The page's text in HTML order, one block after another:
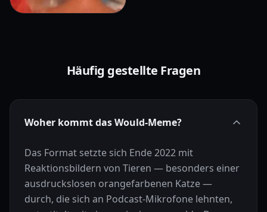
Häufig gestellte Fragen
Woher kommt das Would-Meme?
Das Format setzte sich Ende 2022 mit
Reaktionsbildern von Tieren — besonders einer
ausdruckslosen orangefarbenen Katze —
durch, die sich an Podcast-Mikrofone lehnten,